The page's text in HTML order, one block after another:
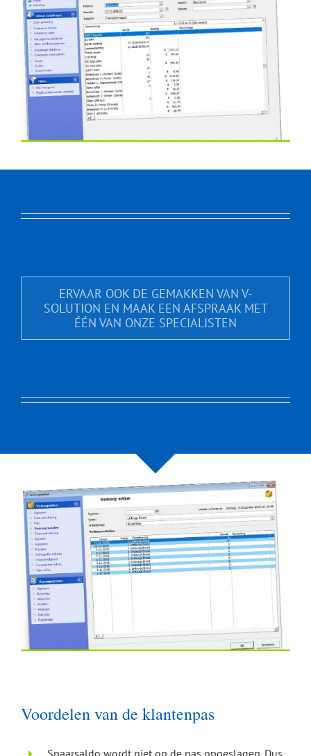
ERVAAR OOK DE GEMAKKEN VAN V-
SOLUTION EN MAAK EEN AFSPRAAK MET
ÉÉN VAN ONZE SPECIALISTEN
Voordelen van de klantenpas